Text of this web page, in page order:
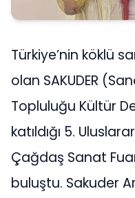
Türkiye’nin köklü
olan SAKUDER
Topluluğu Kültür
katıldığı 5.
Çağdaş Sanat
buluştu. Sakuder